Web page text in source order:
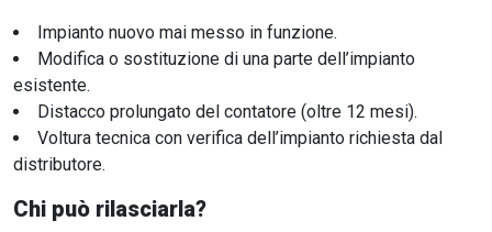
Impianto nuovo mai messo in funzione.
Modifica o sostituzione di una parte dell’impianto
esistente.
Distacco prolungato del contatore (oltre 12 mesi).
Voltura tecnica con verifica dell’impianto richiesta dal
distributore.
Chi può rilasciarla?